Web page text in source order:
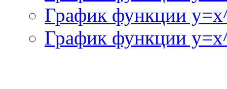
График функции
График функции